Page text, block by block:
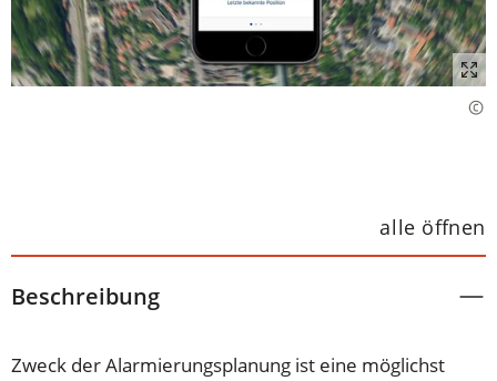
alle öffnen
Beschreibung
Zweck der Alarmierungsplanung ist eine möglichst